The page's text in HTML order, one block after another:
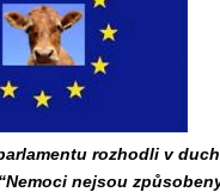
rozhodli v
nejsou